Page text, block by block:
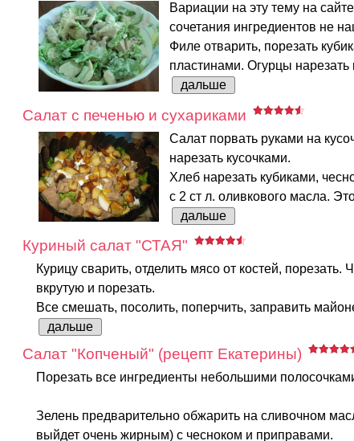
Вариации на эту тему на
сочетания ингредиентов не
Филе отварить, порезать
пластинами. Огурцы нарезать
дальше
Салат с печенью и сухариками
Салат порвать руками на
нарезать кусочками.
Хлеб нарезать кубиками,
с 2 ст л. оливкового масла.
дальше
Куриный салат "СТАЯ"
Курицу сварить, отделить мясо от костей, порезать.
вкрутую и порезать.
Все смешать, посолить, поперчить, заправить
дальше
Салат "Копченый" (рецепт Екатерины)
Порезать все ингредиенты небольшими
Зелень предварительно обжарить на сливочном
выйдет очень жирным) с чесноком и приправами.